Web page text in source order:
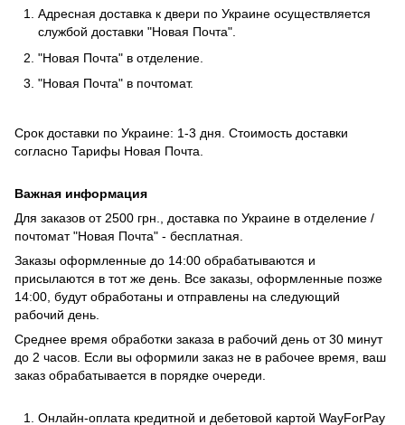
Адресная доставка к двери по Украине осуществляется
службой доставки "Новая Почта".
"Новая Почта" в отделение.
"Новая Почта" в почтомат.
Срок доставки по Украине: 1-3 дня. Стоимость доставки
согласно Тарифы Новая Почта.
Важная информация
Для заказов от 2500 грн., доставка по Украине в отделение /
почтомат "Новая Почта" - бесплатная.
Заказы оформленные до 14:00 обрабатываются и
присылаются в тот же день. Все заказы, оформленные позже
14:00, будут обработаны и отправлены на следующий
рабочий день.
Среднее время обработки заказа в рабочий день от 30 минут
до 2 часов. Если вы оформили заказ не в рабочее время, ваш
заказ обрабатывается в порядке очереди.
Онлайн-оплата кредитной и дебетовой картой WayForPay